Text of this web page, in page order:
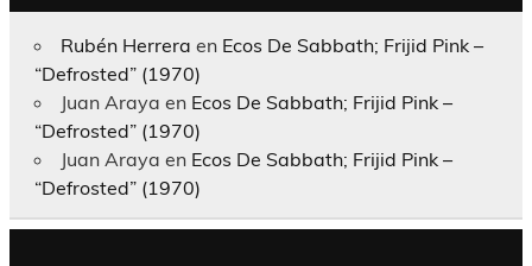
Rubén Herrera en Ecos De Sabbath; Frijid Pink –
“Defrosted” (1970)
Juan Araya en Ecos De Sabbath; Frijid Pink –
“Defrosted” (1970)
Juan Araya en Ecos De Sabbath; Frijid Pink –
“Defrosted” (1970)